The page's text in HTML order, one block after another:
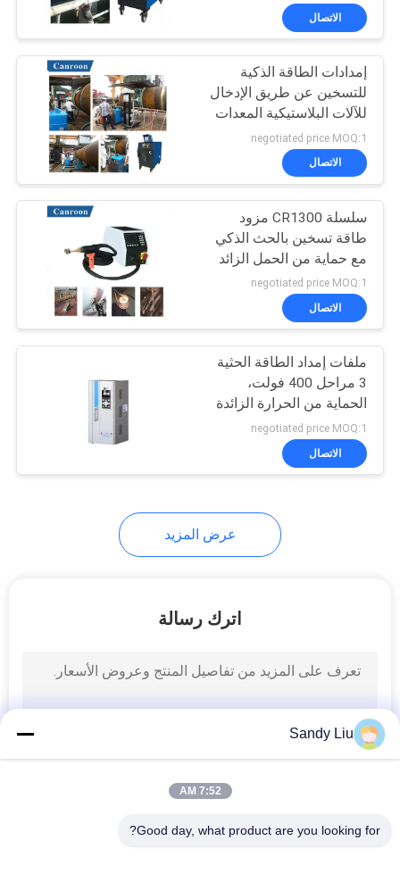
خدمة 50000 ساعة
الاتصال
إمدادات الطاقة الذكية
للتسخين عن طريق الإدخال
للآلات البلاستيكية المعدات
الكيميائية للألياف المعدات
الغذائية والطبية
negotiated price MOQ:1
الاتصال
سلسلة CR1300 مزود
طاقة تسخين بالحث الذكي
مع حماية من الحمل الزائد
بنسبة 120% في الدقيقة
ثانية
negotiated price MOQ:1
الاتصال
ملفات إمداد الطاقة الحثية
3 مراحل 400 فولت،
الحماية من الحرارة الزائدة
negotiated price MOQ:1
الاتصال
عرض المزيد
اترك رسالة
Sandy Liu
7:52 AM
Good day, what product are you looking for?